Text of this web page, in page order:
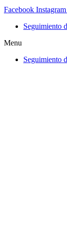
Facebook Instagram
Seguimiento
Menu
Seguimiento